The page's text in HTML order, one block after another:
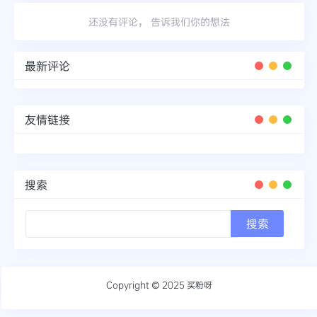
还没有评论， 告诉我们你的想法
最新评论
友情链接
搜索
Copyright © 2025 买粉呀